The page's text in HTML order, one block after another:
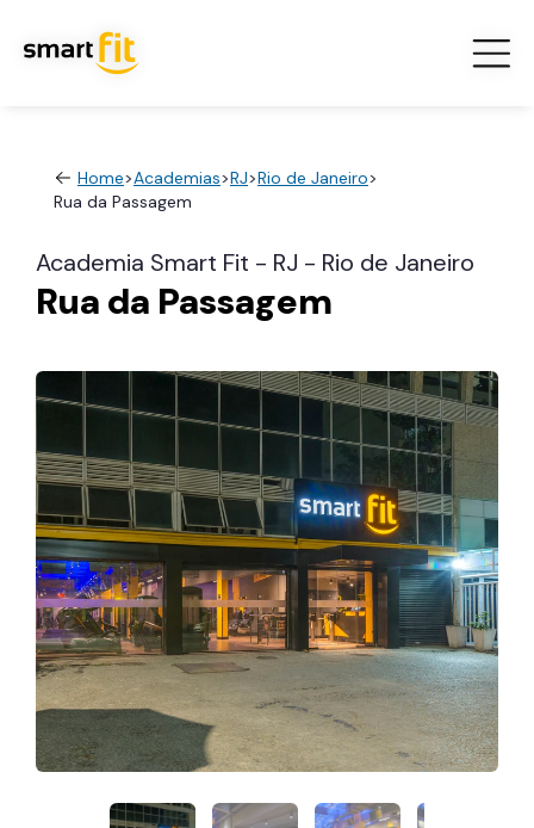
Home>Academias>RJ>Rio de Janeiro>
Rua da Passagem
Academia Smart Fit - RJ - Rio de Janeiro
Rua da Passagem